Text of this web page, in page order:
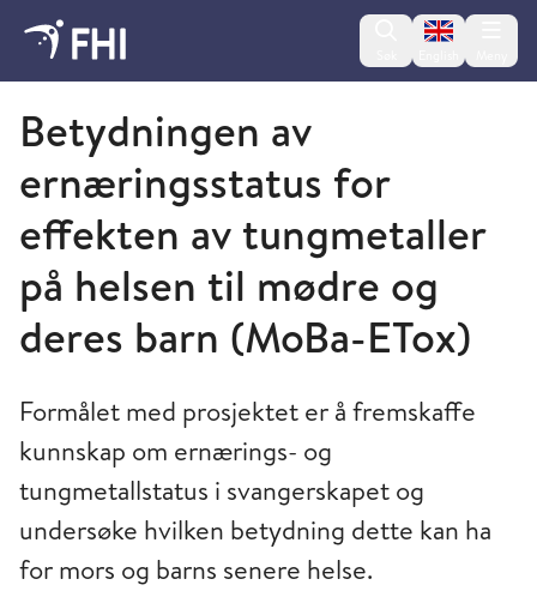
Change
Folkehelseinstituttet
Betydningen av
ernæringsstatus for
effekten av tungmetaller
på helsen til mødre og
deres barn (MoBa-ETox)
Formålet med prosjektet er å fremskaffe
kunnskap om ernærings- og
tungmetallstatus i svangerskapet og
undersøke hvilken betydning dette kan ha
for mors og barns senere helse.